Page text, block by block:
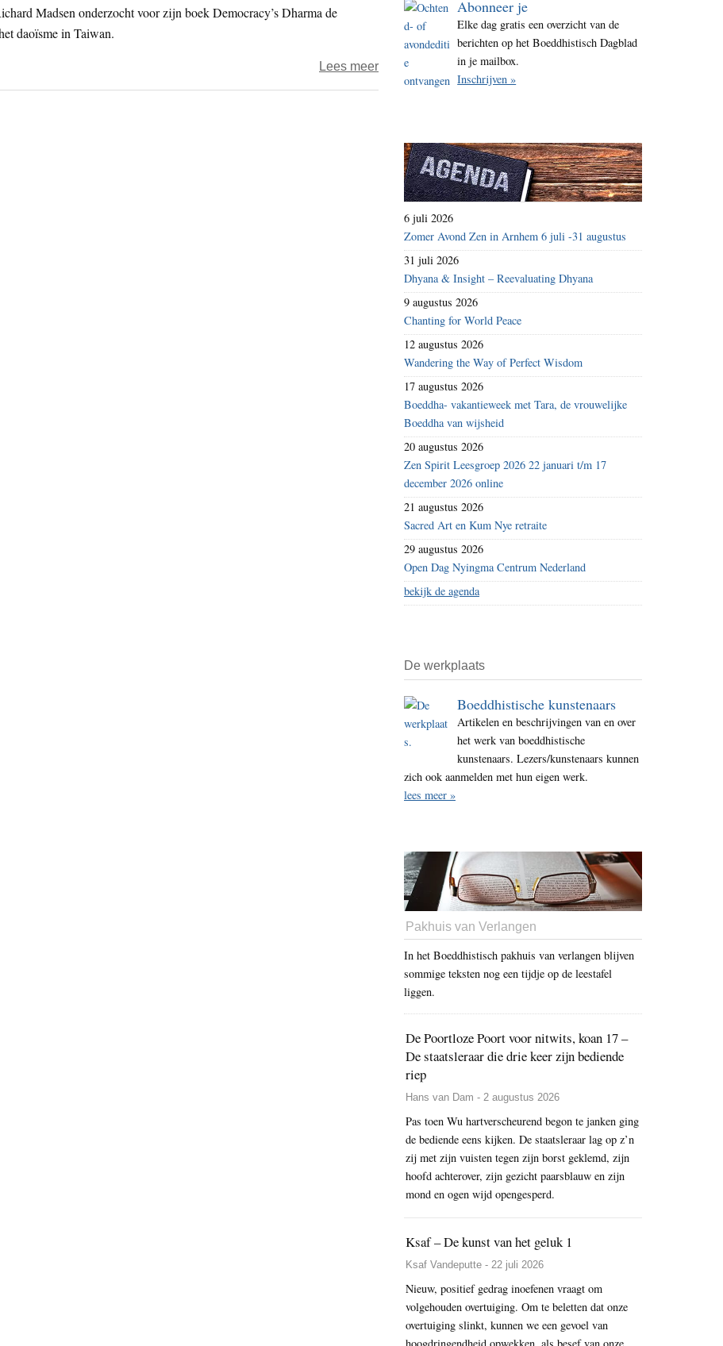
i
t
Madsen onderzocht voor zijn boek Democracy’s Dharma de
daoïsme in Taiwan.
Lees meerover
Dharma
Abonneer je
Elke dag gratis een overzicht van de
berichten op het Boeddhistisch Dagblad
in je mailbox.
Inschrijven »
6 juli 2026
Zomer Avond Zen in Arnhem 6 juli -31 augustus
31 juli 2026
Dhyana & Insight – Reevaluating Dhyana
9 augustus 2026
Chanting for World Peace
12 augustus 2026
Wandering the Way of Perfect Wisdom
17 augustus 2026
Boeddha- vakantieweek met Tara, de vrouwelijke
Boeddha van wijsheid
20 augustus 2026
Zen Spirit Leesgroep 2026 22 januari t/m 17
december 2026 online
21 augustus 2026
Sacred Art en Kum Nye retraite
29 augustus 2026
Open Dag Nyingma Centrum Nederland
bekijk de agenda
De werkplaats
Boeddhistische kunstenaars
Artikelen en beschrijvingen van en over
het werk van boeddhistische
kunstenaars. Lezers/kunstenaars kunnen
zich ook aanmelden met hun eigen werk.
lees meer »
Pakhuis van Verlangen
In het Boeddhistisch pakhuis van verlangen blijven
sommige teksten nog een tijdje op de leestafel
liggen.
De Poortloze Poort voor nitwits, koan 17 –
De staatsleraar die drie keer zijn bediende
riep
Hans van Dam - 2 augustus 2026
Pas toen Wu hartverscheurend begon te janken ging
de bediende eens kijken. De staatsleraar lag op z’n
zij met zijn vuisten tegen zijn borst geklemd, zijn
hoofd achterover, zijn gezicht paarsblauw en zijn
mond en ogen wijd opengesperd.
Ksaf – De kunst van het geluk 1
Ksaf Vandeputte - 22 juli 2026
Nieuw, positief gedrag inoefenen vraagt om
volgehouden overtuiging. Om te beletten dat onze
overtuiging slinkt, kunnen we een gevoel van